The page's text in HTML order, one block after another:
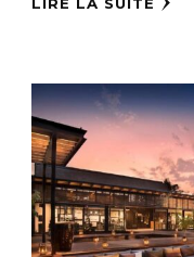
LIRE LA SUITE